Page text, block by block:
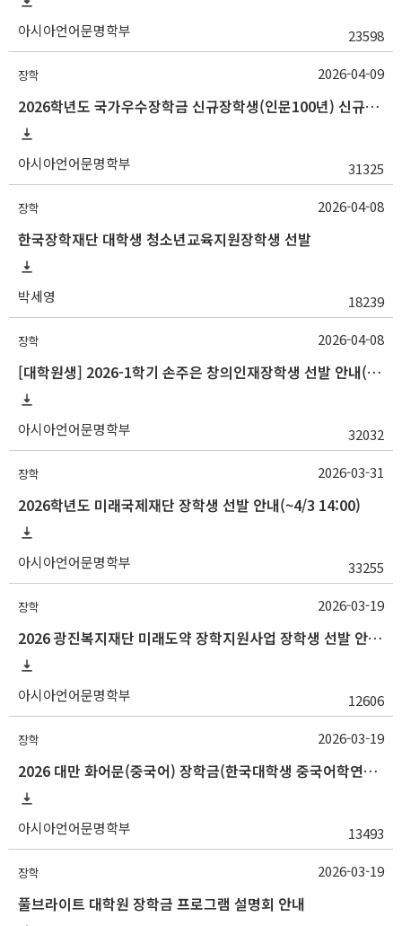
아시아언어문명학부 23598
장학
2026학년도 국가우수장학금 신규장학생(인문100년) 신규장학생 선발 안내(~4/15 10:00)
아시아언어문명학부 31325
2026-04-09
장학
한국장학재단 대학생 청소년교육지원장학생 선발
박세영 18239
2026-04-08
장학
[대학원생] 2026-1학기 손주은 창의인재장학생 선발 안내(~4/17 10:00)
아시아언어문명학부 32032
2026-04-08
장학
2026학년도 미래국제재단 장학생 선발 안내(~4/3 14:00)
아시아언어문명학부 33255
2026-03-31
장학
2026 광진복지재단 미래도약 장학지원사업 장학생 선발 안내(~3/25 10:00)
아시아언어문명학부 12606
2026-03-19
장학
2026 대만 화어문(중국어) 장학금(한국대학생 중국어학연수 지원) 선발 안내
아시아언어문명학부 13493
2026-03-19
장학
풀브라이트 대학원 장학금 프로그램 설명회 안내
2026-03-19